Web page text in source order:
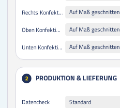
Rechts Konfektionierung
Auf Maß geschnitten
Oben Konfektionierung
Auf Maß geschnitten
Unten Konfektionierung
Auf Maß geschnitten
2 PRODUKTION & LIEFERUNG
Datencheck
Standard